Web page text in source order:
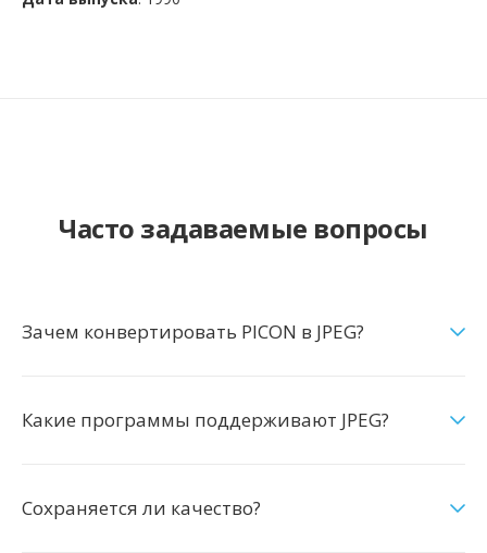
Часто задаваемые вопросы
Зачем конвертировать PICON в JPEG?
Какие программы поддерживают JPEG?
Сохраняется ли качество?